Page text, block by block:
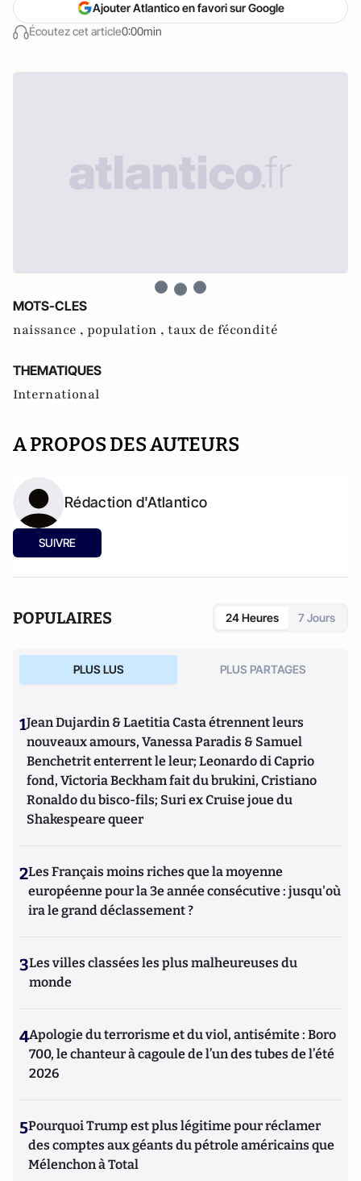
Écoutez cet article0:00min
Ajouter Atlantico en favori sur Google
MOTS-CLES
naissance , population , taux de fécondité
THEMATIQUES
International
A PROPOS DES AUTEURS
Rédaction d'Atlantico
SUIVRE
POPULAIRES 24 Heures 7 Jours
PLUS LUS PLUS PARTAGES
1Jean Dujardin & Laetitia Casta étrennent leurs
nouveaux amours, Vanessa Paradis & Samuel
Benchetrit enterrent le leur; Leonardo di Caprio
fond, Victoria Beckham fait du brukini, Cristiano
Ronaldo du bisco-fils; Suri ex Cruise joue du
Shakespeare queer
2Les Français moins riches que la moyenne
européenne pour la 3e année consécutive : jusqu'où
ira le grand déclassement ?
3Les villes classées les plus malheureuses du
monde
4Apologie du terrorisme et du viol, antisémite : Boro
700, le chanteur à cagoule de l’un des tubes de l’été
2026
5Pourquoi Trump est plus légitime pour réclamer
des comptes aux géants du pétrole américains que
Mélenchon à Total